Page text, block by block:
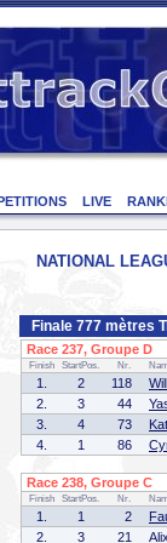
LIVE
NATIONAL
Finale 777 mètres
Race 237, Groupe D
Finish StartPos. Nr.
1. 2 118
2.
3 44
3.
4 73
4.
1 86
Race 238, Groupe C
Finish StartPos. Nr.
1. 1 2
2.
3 21